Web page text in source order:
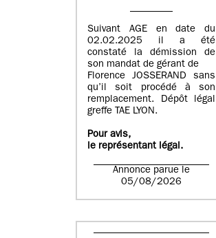
Suivant AGE en date du
02.02.2025 il a été
constaté la démission de
son mandat de gérant de
Florence JOSSERAND sans
qu’il soit procédé à son
remplacement. Dépôt légal
greffe TAE LYON.
Pour avis,
le représentant légal.
Annonce parue le
05/08/2026